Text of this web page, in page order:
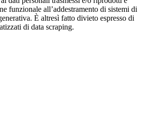
funzionale all’addestramento di sistemi di
È altresì fatto divieto espresso di
di data scraping.